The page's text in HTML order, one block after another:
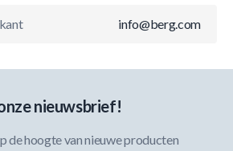
info@berg.com
nieuwsbrief!
de hoogte van nieuwe producten